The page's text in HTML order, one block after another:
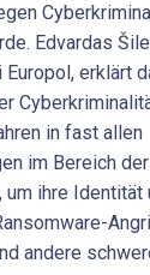
Edvardas
erklärt
in fast allen
im Bereich der
ihre Identität
andere